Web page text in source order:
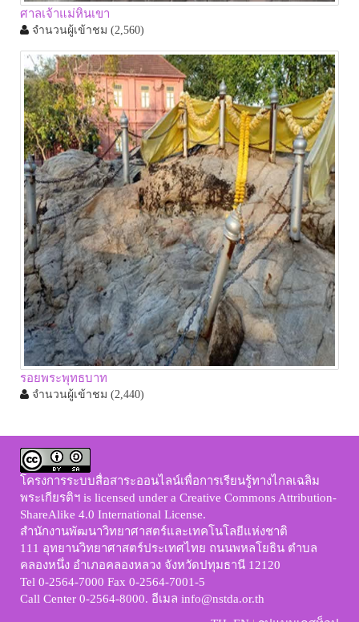
ศาลเจ้าแม่หินเขา
จำนวนผู้เข้าชม (2,560)
รอยพระพุทธบาท
จำนวนผู้เข้าชม (2,440)
โครงการระบบสื่อสาระออนไลน์เพื่อการเรียนรู้ทางไกลเฉลิม
พระเกียรติฯ is licensed under a Creative Commons Attribution-
ShareAlike 4.0 International License.
สำนักงานพัฒนาวิทยาศาสตร์และเทคโนโลยีแห่งชาติ
111 อุทยานวิทยาศาสตร์ประเทศไทย ถนนพหลโยธิน ตำบล
คลองหนึ่ง อำเภอคลองหลวง จังหวัดปทุมธานี 12120
Tel 0-2564-7000 Fax 0-2564-7001-5
Call Center 0-2564-8000. อีเมล info@nstda.or.th